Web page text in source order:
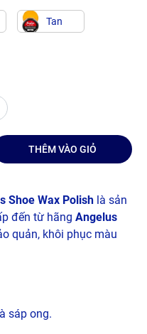
Tan
THÊM VÀO GIỎ
Shoe Wax Polish là sản
đến từ hãng Angelus
quản, khôi phục màu
sáp ong.